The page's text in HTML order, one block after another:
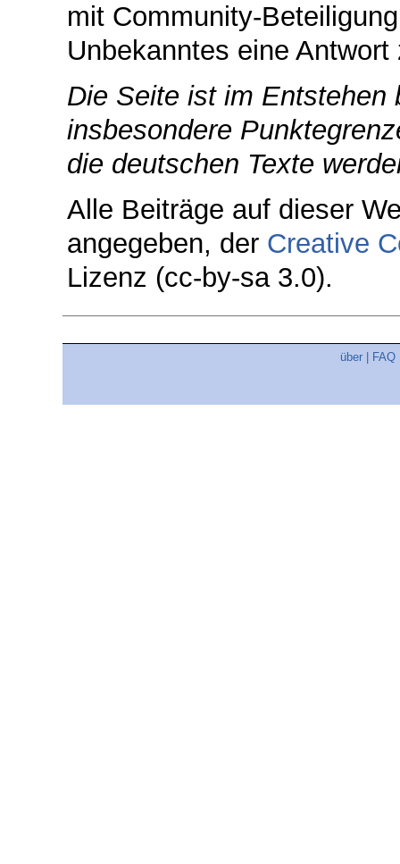
mit Community-
Unbekanntes eine Antwort
Die Seite ist im Entstehen
insbesondere
die deutschen Texte
Alle Beiträge auf dieser
angegeben, der Creative
Lizenz (cc-by-sa 3.0).
über FAQ